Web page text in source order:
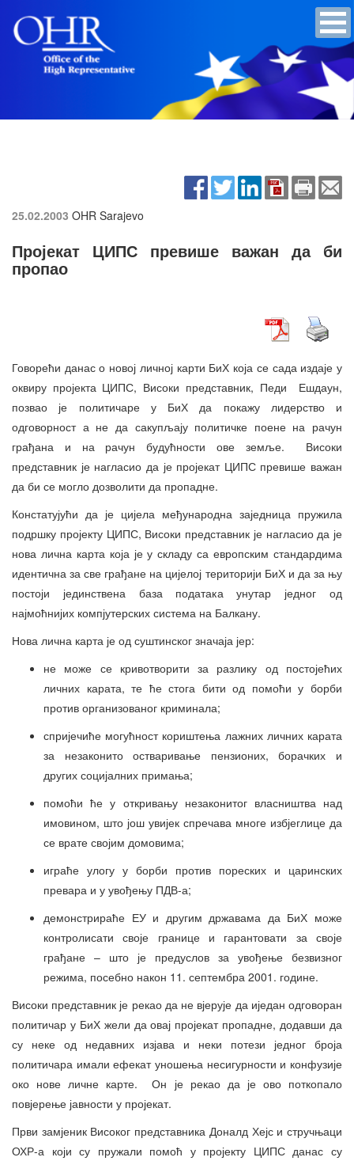
25.02.2003 OHR Sarajevo
Пројекат ЦИПС превише важан да би
пропао
Говорећи данас о новој личној карти БиХ која се сада издаје у
оквиру пројекта ЦИПС, Високи представник, Педи Ешдаун,
позвао је политичаре у БиХ да покажу лидерство и
одговорност а не да сакупљају политичке поене на рачун
грађана и на рачун будућности ове земље. Високи
представник је нагласио да је пројекат ЦИПС превише важан
да би се могло дозволити да пропадне.
Констатујући да је цијела међународна заједница пружила
подршку пројекту ЦИПС, Високи представник је нагласио да је
нова лична карта која је у складу са европским стандардима
идентична за све грађане на цијелој територији БиХ и да за њу
постоји јединствена база података унутар једног од
најмоћнијих компјутерских система на Балкану.
Нова лична карта је од суштинског значаја јер:
не може се кривотворити за разлику од постојећих
личних карата, те ће стога бити од помоћи у борби
против организованог криминала;
спријечиће могућност кориштења лажних личних карата
за незаконито остваривање пензионих, борачких и
других социјалних примања;
помоћи ће у откривању незаконитог власништва над
имовином, што још увијек спречава многе избјеглице да
се врате својим домовима;
играће улогу у борби против пореских и царинских
превара и у увођењу ПДВ-а;
демонстрираће ЕУ и другим државама да БиХ може
контролисати своје границе и гарантовати за своје
грађане – што је предуслов за увођење безвизног
режима, посебно након 11. септембра 2001. године.
Високи представник је рекао да не вјерује да иједан одговоран
политичар у БиХ жели да овај пројекат пропадне, додавши да
су неке од недавних изјава и неки потези једног броја
политичара имали ефекат уношења несигурности и конфузије
око нове личне карте. Он је рекао да је ово поткопало
повјерење јавности у пројекат.
Први замјеник Високог представника Доналд Хејс и стручњаци
ОХР-а који су пружали помоћ у пројекту ЦИПС данас су